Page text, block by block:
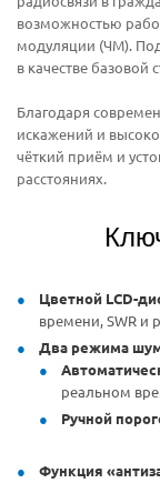
возможностью
модуляции (ЧМ).
в качестве базовой
Благодаря
искажений и
чёткий приём и
расстояниях.
Цветной LCD-
времени, SWR и
Два режима
реальном
Ручной
Функция